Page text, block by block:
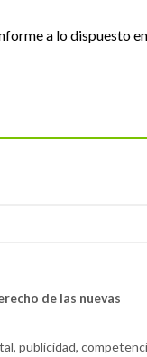
a lo dispuesto en
de las nuevas
publicidad,